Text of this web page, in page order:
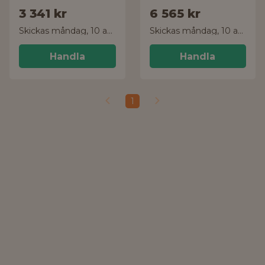
3 341 kr
Skickas måndag, 10 aug.
Handla
6 565 kr
Skickas måndag, 10 aug.
Handla
1